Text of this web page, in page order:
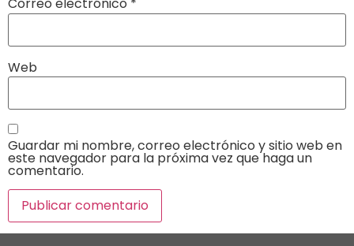
Correo electrónico *
Web
Guardar mi nombre, correo electrónico y sitio web en
este navegador para la próxima vez que haga un
comentario.